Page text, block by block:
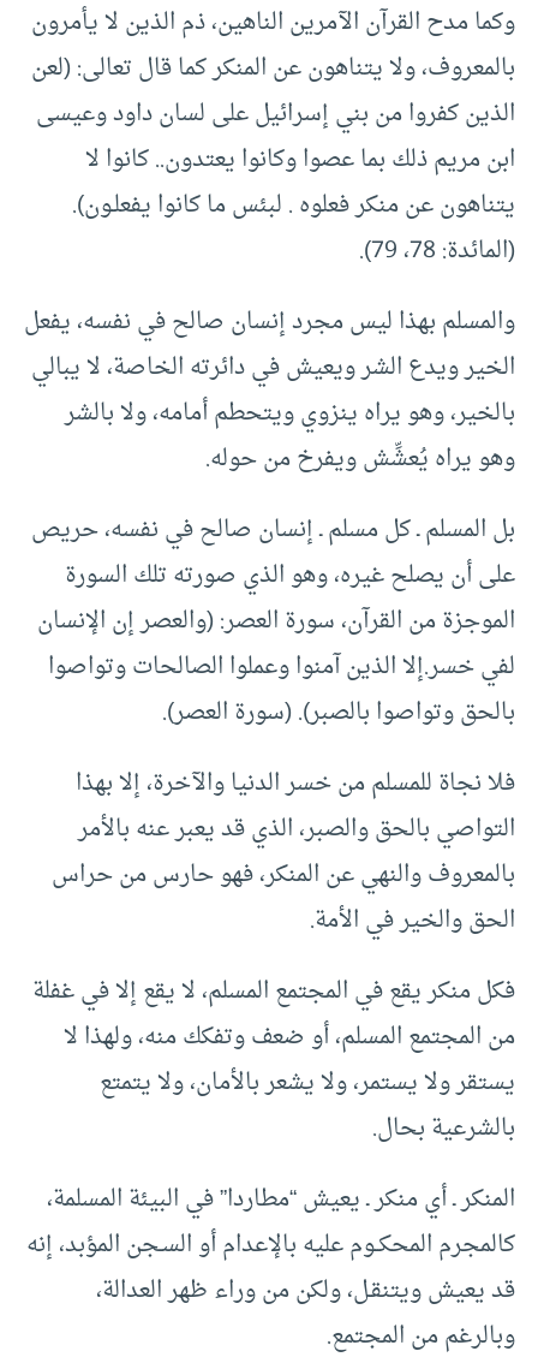
وكما مدح القرآن الآمرين الناهين، ذم الذين لا يأمرون
بالمعروف، ولا يتناهون عن المنكر كما قال تعالى: (لعن
الذين كفروا من بني إسرائيل على لسان داود وعيسى
ابن مريم ذلك بما عصوا وكانوا يعتدون.. كانوا لا
يتناهون عن منكر فعلوه . لبئس ما كانوا يفعلـون).
(المائدة: 78، 79).
والمسلم بهذا ليس مجرد إنسان صالح في نفسه، يفعل
الخير ويدع الشر ويعيش في دائرته الخاصة، لا يبالي
بالخير، وهو يراه ينزوي ويتحطم أمامه، ولا بالشر
وهو يراه يُعشِّش ويفرخ من حوله.
بل المسلم ـ كل مسلم ـ إنسان صالح في نفسه، حريص
على أن يصلح غيره، وهو الذي صورته تلك السورة
الموجزة من القرآن، سورة العصر: (والعصر إن الإنسان
لفي خسر.إلا الذين آمنوا وعملوا الصالحات وتواصوا
بالحق وتواصوا بالصبر). (سورة العصر).
فلا نجاة للمسلم من خسر الدنيا والآخرة، إلا بهذا
التواصي بالحق والصبر، الذي قد يعبر عنه بالأمر
بالمعروف والنهي عن المنكر، فهو حارس من حراس
الحق والخير في الأمة.
فكل منكر يقع في المجتمع المسلم، لا يقع إلا في غفلة
من المجتمع المسلم، أو ضعف وتفكك منه، ولهذا لا
يستقر ولا يستمر، ولا يشعر بالأمان، ولا يتمتع
بالشرعية بحال.
المنكر ـ أي منكر ـ يعيش “مطاردا” في البيئة المسلمة،
كالمجرم المحكــوم عليه بالإعدام أو السـجن المؤبد، إنه
قد يعيش ويتنقـل، ولكن من وراء ظهر العدالة،
وبالرغم من المجتمع.